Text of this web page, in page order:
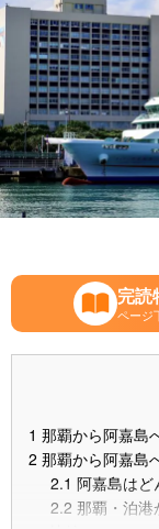
完読
ページ
1 那覇から阿嘉島
2 那覇から阿嘉島
2.1 阿嘉島はど
2.2 那覇・泊港